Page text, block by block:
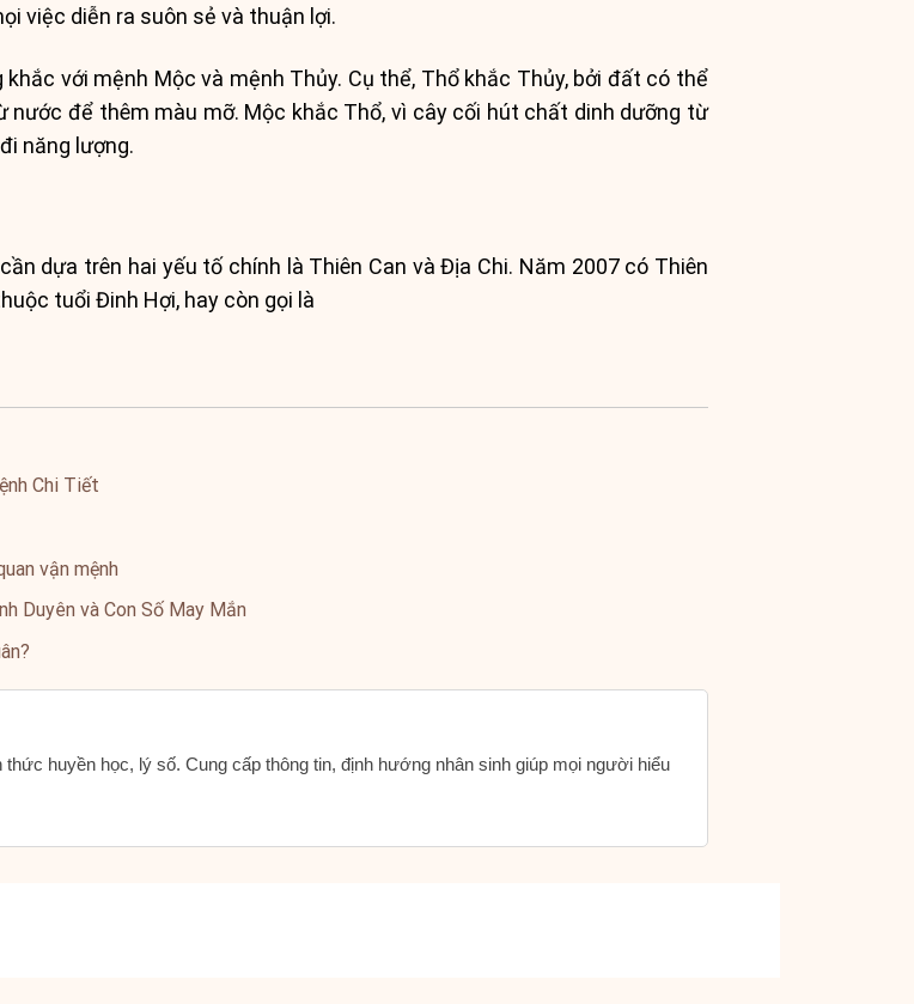
việc diễn ra suôn sẻ và thuận lợi.
với mệnh Mộc và mệnh Thủy. Cụ thể, Thổ khắc Thủy, bởi đất có thể
để thêm màu mỡ. Mộc khắc Thổ, vì cây cối hút chất dinh dưỡng từ
năng lượng.
dựa trên hai yếu tố chính là Thiên Can và Địa Chi. Năm 2007 có Thiên
tuổi Đinh Hợi, hay còn gọi là
Chi Tiết
vận mệnh
Duyên và Con Số May Mắn
huyền học, lý số. Cung cấp thông tin, định hướng nhân sinh giúp mọi người hiểu